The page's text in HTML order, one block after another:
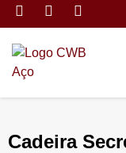
Cadeira